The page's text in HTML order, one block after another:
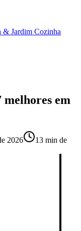
& Jardim Cozinha
em
2026
13 min de